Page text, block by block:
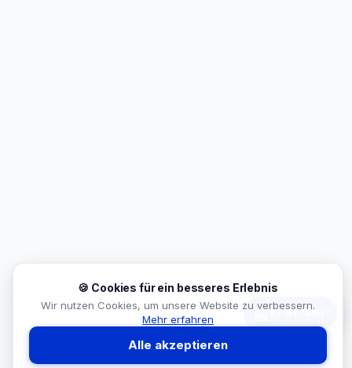
🤖 KI-Berater
🍪 Cookies für ein besseres Erlebnis
Wir nutzen Cookies, um unsere Website zu verbessern.
Mehr erfahren
Alle akzeptieren